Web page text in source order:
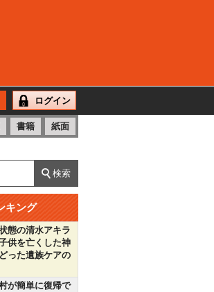
ログイン
書籍 紙面
キング
態の清水アキラ
供を亡くした神
った遺族ケアの
が簡単に復帰で